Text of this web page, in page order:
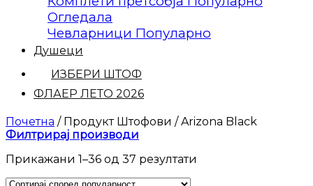
Огледала
Чевларници
Душеци
ИЗБЕРИ ШТОФ
ФЛАЕР ЛЕТО 2026
Почетна /Продукт Штофови /Arizona Black
Филтрирај производи
Прикажани 1–36 од 37 резултати